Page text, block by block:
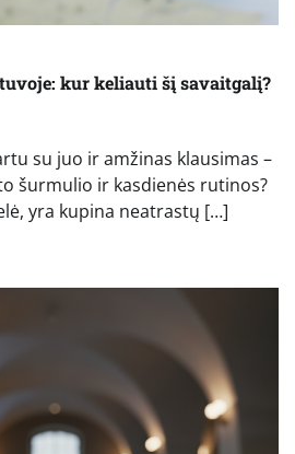
kur keliauti šį savaitgalį?
su juo ir amžinas klausimas –
šurmulio ir kasdienės rutinos?
yra kupina neatrastų […]